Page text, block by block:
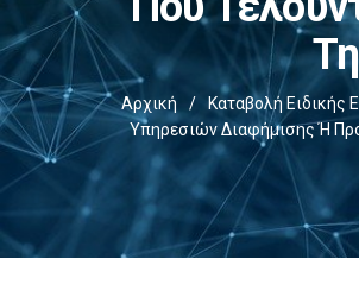
Αρχική /
Καταβολή Ειδικής
Υπηρεσιών Διαφήμισης Ή